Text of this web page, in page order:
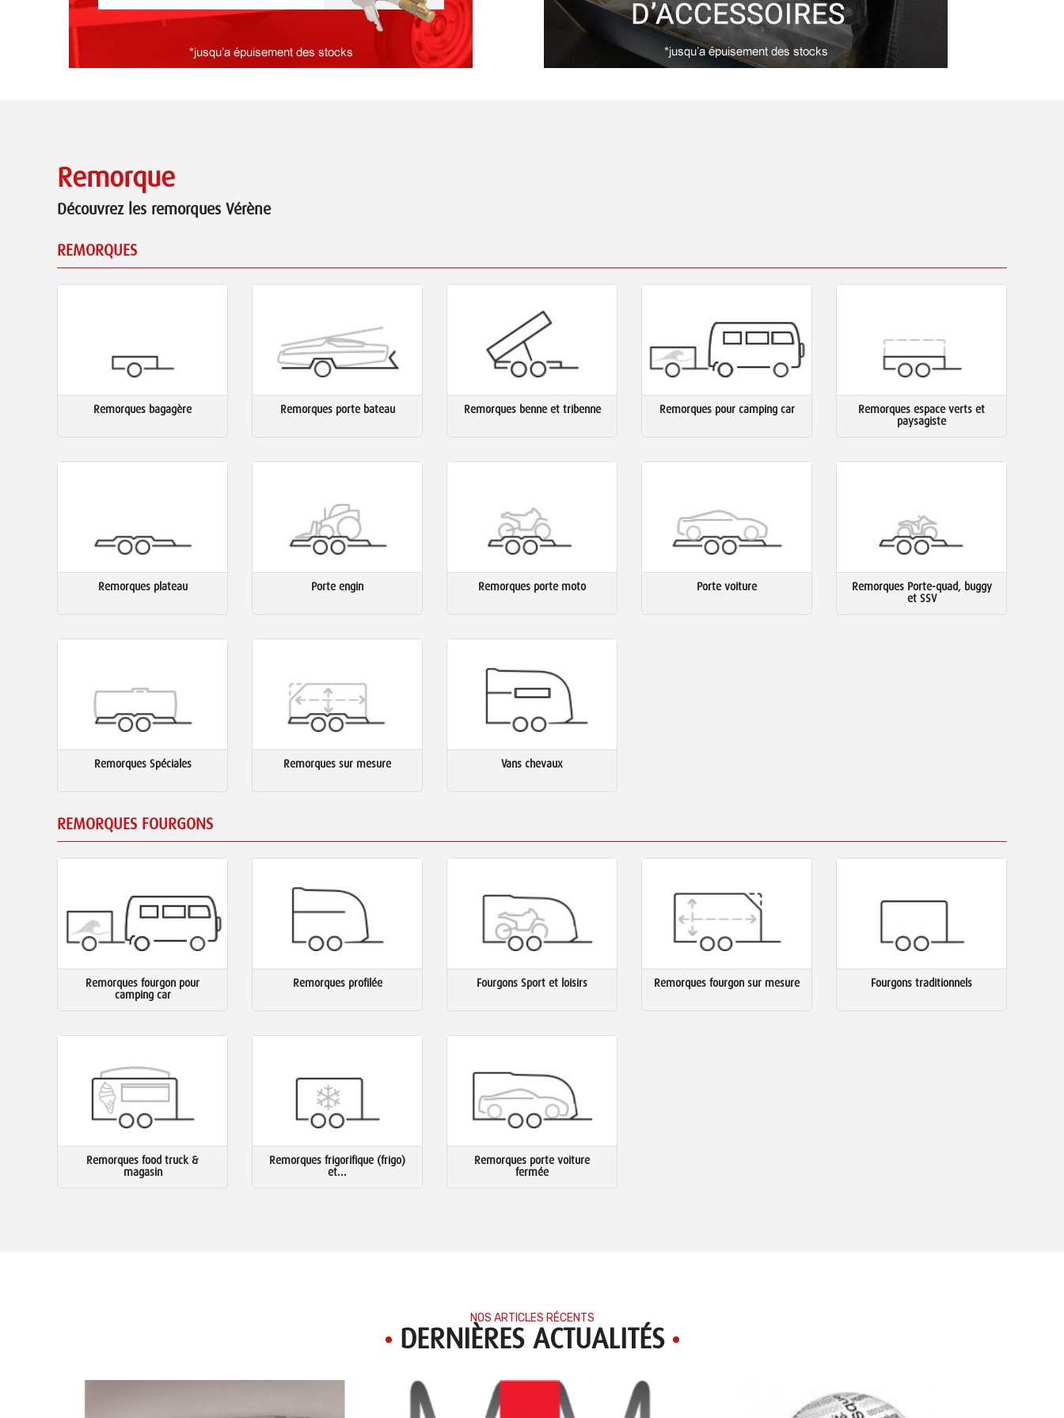
Remorque
Découvrez les remorques Vérène
REMORQUES
Remorques bagagère Remorques porte bateau Remorques benne et tribenne Remorques pour camping car
Remorques espace verts et
paysagiste
Remorques plateau Porte engin Remorques porte moto Porte voiture
Remorques Porte-quad, buggy
et SSV
Remorques Spéciales Remorques sur mesure Vans chevaux
REMORQUES FOURGONS
Remorques fourgon pour
camping car
Remorques profilée Fourgons Sport et loisirs Remorques fourgon sur mesure Fourgons traditionnels
Remorques food truck &
magasin
Remorques frigorifique (frigo)
et...
Remorques porte voiture
fermée
NOS ARTICLES RÉCENTS
DERNIÈRES ACTUALITÉS